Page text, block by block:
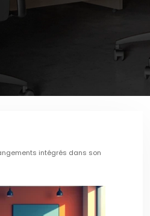
intégrés dans son